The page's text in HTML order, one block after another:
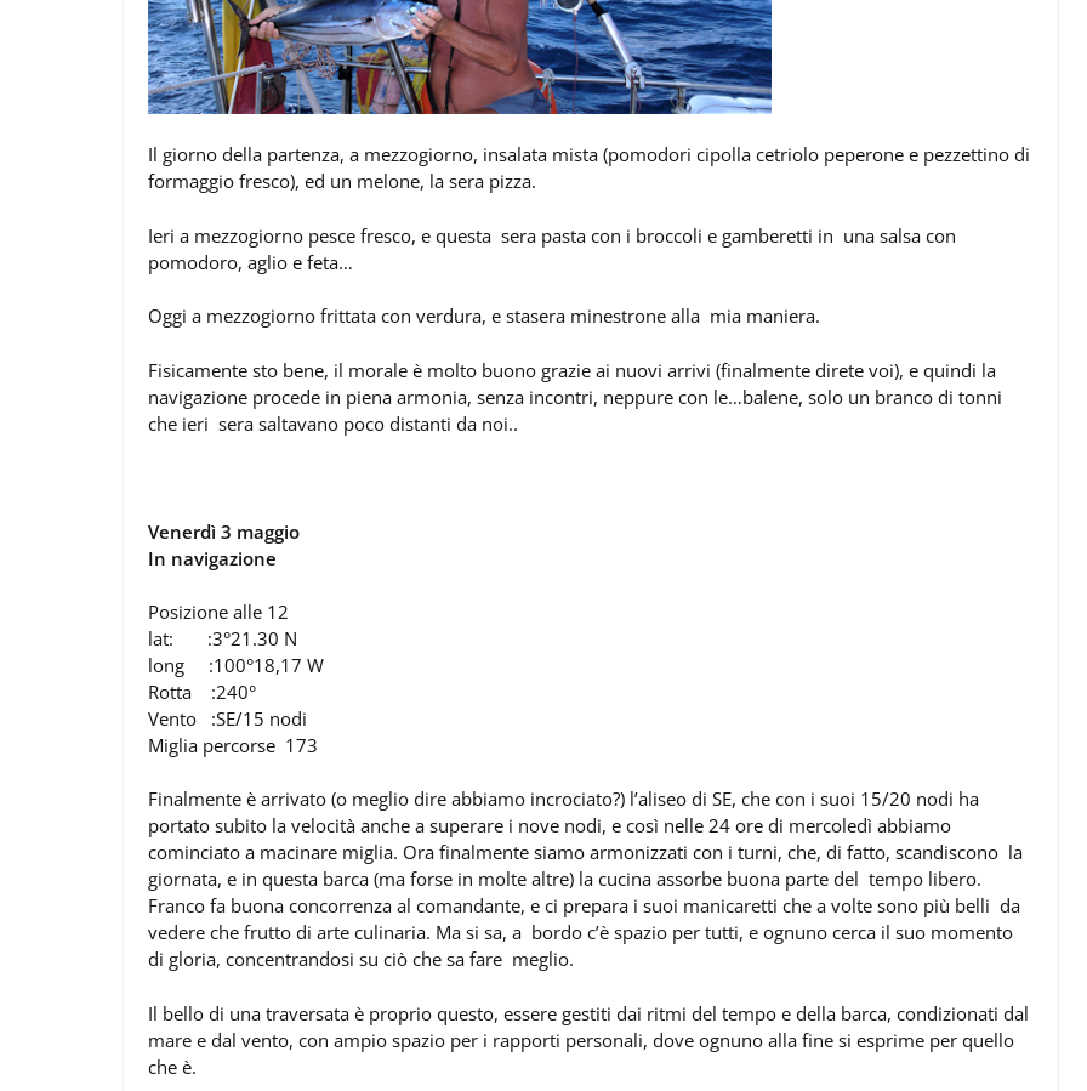
Il giorno della partenza, a mezzogiorno, insalata mista (pomodori cipolla cetriolo peperone e pezzettino di
formaggio fresco), ed un melone, la sera pizza.
Ieri a mezzogiorno pesce fresco, e questa sera pasta con i broccoli e gamberetti in una salsa con
pomodoro, aglio e feta…
Oggi a mezzogiorno frittata con verdura, e stasera minestrone alla mia maniera.
Fisicamente sto bene, il morale è molto buono grazie ai nuovi arrivi (finalmente direte voi), e quindi la
navigazione procede in piena armonia, senza incontri, neppure con le…balene, solo un branco di tonni
che ieri sera saltavano poco distanti da noi..
Venerdì 3 maggio
In navigazione
Posizione alle 12
lat: :3°21.30 N
long :100°18,17 W
Rotta :240°
Vento :SE/15 nodi
Miglia percorse 173
Finalmente è arrivato (o meglio dire abbiamo incrociato?) l’aliseo di SE, che con i suoi 15/20 nodi ha
portato subito la velocità anche a superare i nove nodi, e così nelle 24 ore di mercoledì abbiamo
cominciato a macinare miglia. Ora finalmente siamo armonizzati con i turni, che, di fatto, scandiscono la
giornata, e in questa barca (ma forse in molte altre) la cucina assorbe buona parte del tempo libero.
Franco fa buona concorrenza al comandante, e ci prepara i suoi manicaretti che a volte sono più belli da
vedere che frutto di arte culinaria. Ma si sa, a bordo c’è spazio per tutti, e ognuno cerca il suo momento
di gloria, concentrandosi su ciò che sa fare meglio.
Il bello di una traversata è proprio questo, essere gestiti dai ritmi del tempo e della barca, condizionati dal
mare e dal vento, con ampio spazio per i rapporti personali, dove ognuno alla fine si esprime per quello
che è.